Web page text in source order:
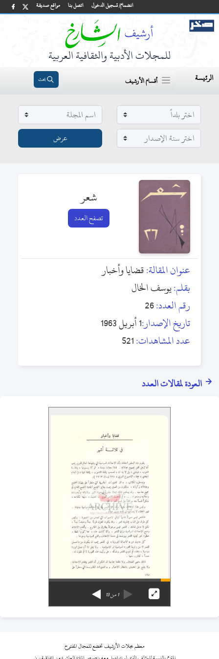
مواقع صديقة اتصل بنا انضمام/ تسجيل الدخول
للمجلات الأدبية والثقافية العربية
الرئيسة أقسام الأرشيف بحث
شعر
تصفح العدد
عنوان المقالة:قضايا وأخبار
بقلم:يوسف الخال
رقم العدد:26
تاريخ الإصدار:1 أبريل 1963
عدد المشاهدات:521
العودة لمقالات العدد
1من13
معظم مجلات الأرشيف تخضع للمجال المفتوح